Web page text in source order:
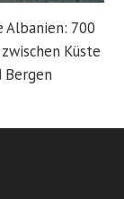
Albanien: 700
Küste
Bergen